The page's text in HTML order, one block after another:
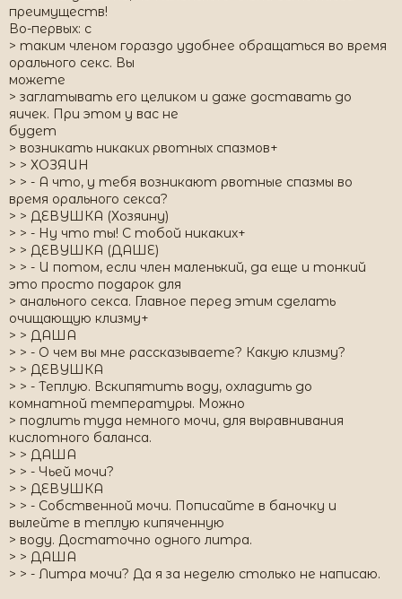
преимуществ!
Во-первых: с
> таким членом гораздо удобнее обращаться во время
орального секс. Вы
можете
> заглатывать его целиком и даже доставать до
яичек. При этом у вас не
будет
> возникать никаких рвотных спазмов+
> > ХОЗЯИН
> > - А что, у тебя возникают рвотные спазмы во
время орального секса?
> > ДЕВУШКА (Хозяину)
> > - Ну что ты! С тобой никаких+
> > ДЕВУШКА (ДАШЕ)
> > - И потом, если член маленький, да еще и тонкий
это просто подарок для
> анального секса. Главное перед этим сделать
очищающую клизму+
> > ДАША
> > - О чем вы мне рассказываете? Какую клизму?
> > ДЕВУШКА
> > - Теплую. Вскипятить воду, охладить до
комнатной температуры. Можно
> подлить туда немного мочи, для выравнивания
кислотного баланса.
> > ДАША
> > - Чьей мочи?
> > ДЕВУШКА
> > - Собственной мочи. Пописайте в баночку и
вылейте в теплую кипяченную
> воду. Достаточно одного литра.
> > ДАША
> > - Литра мочи? Да я за неделю столько не написаю.